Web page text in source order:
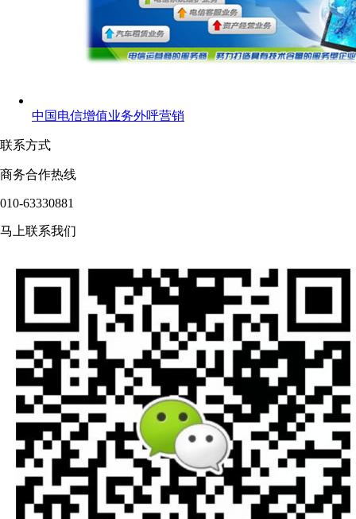
中国电信增值业务外呼营销
联系方式
商务合作热线
010-63330881
马上联系我们